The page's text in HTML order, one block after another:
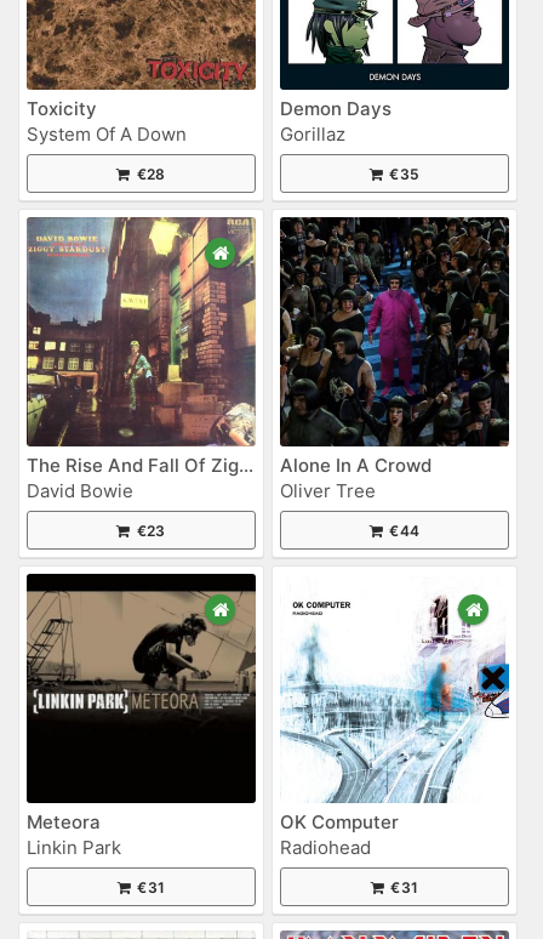
Toxicity
System Of A Down
€28
Demon Days
Gorillaz
€35
The Rise And Fall Of Ziggy Stardust And The Spiders From Mars
David Bowie
€23
Alone In A Crowd
Oliver Tree
€44
Meteora
Linkin Park
€31
OK Computer
Radiohead
€31